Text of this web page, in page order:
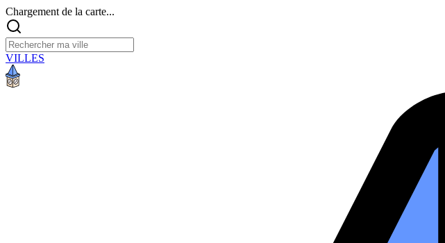
Chargement de la carte...
VILLES